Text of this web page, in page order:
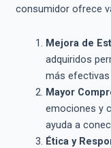
consumidor ofrece
Mejora de
adquiridos
más efectivas
Mayor
emociones y
ayuda a
Ética y